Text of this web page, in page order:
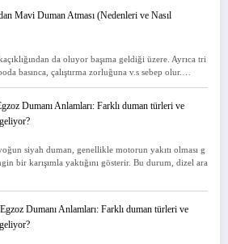
Mavi Duman Atması (Nedenleri ve Nasıl
da oluyor başıma geldiği üzere. Ayrıca tri
basınca, çalıştırma zorluğuna v.s sebep olur.…
Dumanı Anlamları: Farklı duman türleri ve
siyah duman, genellikle motorun yakıtı olması g
bir karışımla yaktığını gösterir. Bu durum, dizel ara
Egzoz Dumanı Anlamları: Farklı duman türleri ve